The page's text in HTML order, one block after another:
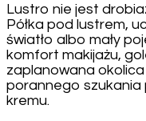
Lustro nie jest
Półka pod lustrem,
światło albo mały
komfort makijażu,
zaplanowana
porannego szukania
kremu.